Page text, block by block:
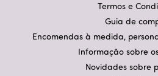
Termos e
Guia de
Encomendas à medida,
Informação sobre
Novidades sobre